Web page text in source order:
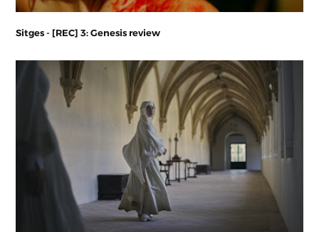
Sitges - [REC] 3: Genesis review